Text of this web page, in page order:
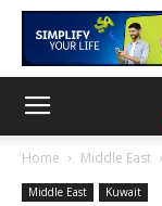
Home Middle East
Middle East Kuwait